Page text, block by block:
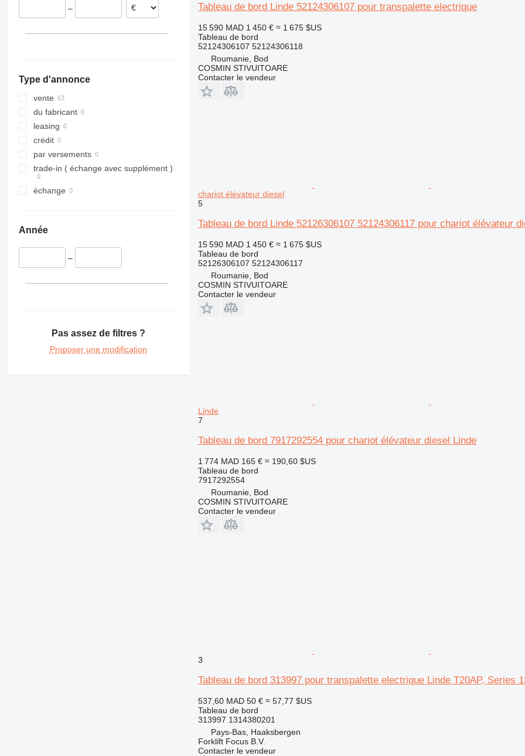
950
966
972
980
C-series
DE
D series
MH
–
Type d'annonce
vente
du fabricant
leasing
crédit
par versements
trade-in ( échange avec supplément )
échange
Année
–
Pas assez de filtres ?
Proposer une modification
Tableau de bord Linde 52124306107 pour transpalette electrique
15 590 MAD 1 450 € ≈ 1 675 $US
Tableau de bord
52124306107 52124306118
Roumanie, Bod
COSMIN STIVUITOARE
Contacter le vendeur
chariot élévateur diesel
5
Tableau de bord Linde 52126306107 52124306117 pour chariot élévateur
15 590 MAD 1 450 € ≈ 1 675 $US
Tableau de bord
52126306107 52124306117
Roumanie, Bod
COSMIN STIVUITOARE
Contacter le vendeur
Linde
7
Tableau de bord 7917292554 pour chariot élévateur diesel Linde
1 774 MAD 165 € ≈ 190,60 $US
Tableau de bord
7917292554
Roumanie, Bod
COSMIN STIVUITOARE
Contacter le vendeur
3
Tableau de bord 313997 pour transpalette electrique Linde T20AP, Series
537,60 MAD 50 € ≈ 57,77 $US
Tableau de bord
313997 1314380201
Pays-Bas, Haaksbergen
Forklift Focus B.V.
Contacter le vendeur